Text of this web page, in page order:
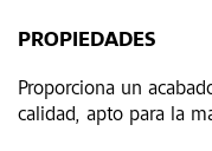
PROPIEDADES
Proporciona un
calidad, apto para la